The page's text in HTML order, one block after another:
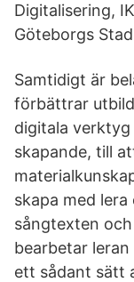
Digitalisering,
Göteborgs Stad
Samtidigt är
förbättrar
digitala verktyg
skapande, till
skapa med
sångtexten
bearbetar
ett sådant sätt